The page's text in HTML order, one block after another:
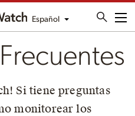
Español
Si tiene preguntas
monitorear los